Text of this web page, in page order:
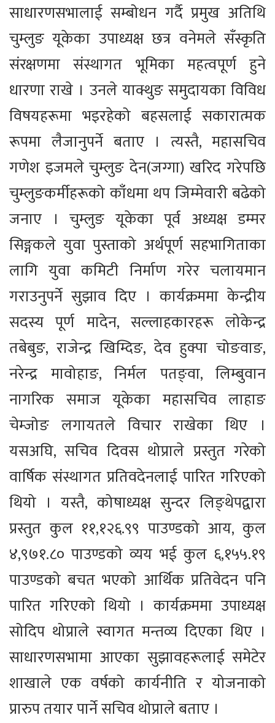
साधारणसभालाई सम्बोधन गर्दै प्रमुख अतिथि
चुम्लुङ यूकेका उपाध्यक्ष छत्र वनेमले सँस्कृति
संरक्षणमा संस्थागत भूमिका महत्वपूर्ण हुने
धारणा राखे । उनले याक्थुङ समुदायका विविध
विषयहरूमा भइरहेको बहसलाई सकारात्मक
रूपमा लैजानुपर्ने बताए । त्यस्तै, महासचिव
गणेश इजमले चुम्लुङ देन(जग्गा) खरिद गरेपछि
चुम्लुङकर्मीहरूको काँधमा थप जिम्मेवारी बढेको
जनाए । चुम्लुङ यूकेका पूर्व अध्यक्ष डम्मर
सिङ्गकले युवा पुस्ताको अर्थपूर्ण सहभागिताका
लागि युवा कमिटी निर्माण गरेर चलायमान
गराउनुपर्ने सुझाव दिए । कार्यक्रममा केन्द्रीय
सदस्य पूर्ण मादेन, सल्लाहकारहरू लोकेन्द्र
तबेबुङ, राजेन्द्र खिम्दिङ, देव हुक्पा चोङवाङ,
नरेन्द्र मावोहाङ, निर्मल पतङ्वा, लिम्बुवान
नागरिक समाज यूकेका महासचिव लाहाङ
चेम्जोङ लगायतले विचार राखेका थिए ।
यसअघि, सचिव दिवस थोप्राले प्रस्तुत गरेको
वार्षिक संस्थागत प्रतिवदेनलाई पारित गरिएको
थियो । यस्तै, कोषाध्यक्ष सुन्दर लिङ्थेपद्वारा
प्रस्तुत कुल ११,१२६.९९ पाउण्डको आय, कुल
४,९७१.८० पाउण्डको व्यय भई कुल ६,१५५.१९
पाउण्डको बचत भएको आर्थिक प्रतिवेदन पनि
पारित गरिएको थियो । कार्यक्रममा उपाध्यक्ष
सोदिप थोप्राले स्वागत मन्तव्य दिएका थिए ।
साधारणसभामा आएका सुझावहरूलाई समेटेर
शाखाले एक वर्षको कार्यनीति र योजनाको
प्रारुप तयार पार्ने सचिव थोप्राले बताए ।